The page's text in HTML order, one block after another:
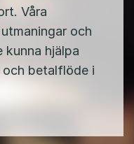
Våra
och
kunna hjälpa
betalflöde i